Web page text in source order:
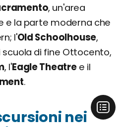
, un'area
e la parte moderna che
l'Old Schoolhouse,
di fine Ottocento,
, l'Eagle Theatree il
.
nei